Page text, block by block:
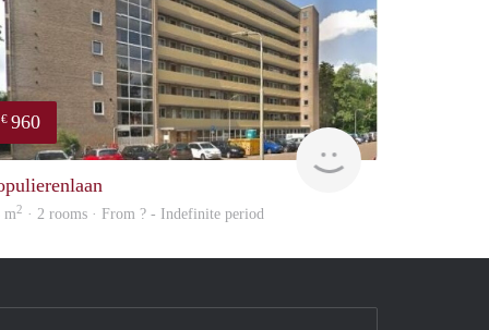
€ 960
finder
m2 · 2 rooms · From ? - Indefinite period